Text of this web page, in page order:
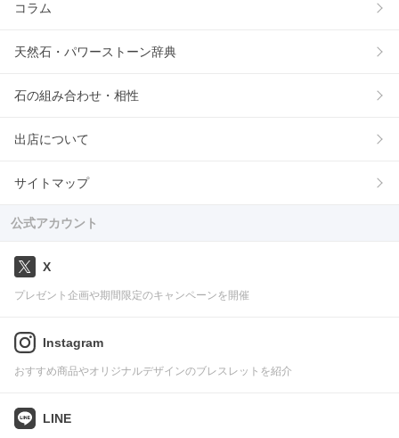
コラム
天然石・パワーストーン辞典
石の組み合わせ・相性
出店について
サイトマップ
公式アカウント
X
プレゼント企画や期間限定のキャンペーンを開催
Instagram
おすすめ商品やオリジナルデザインのブレスレットを紹介
LINE